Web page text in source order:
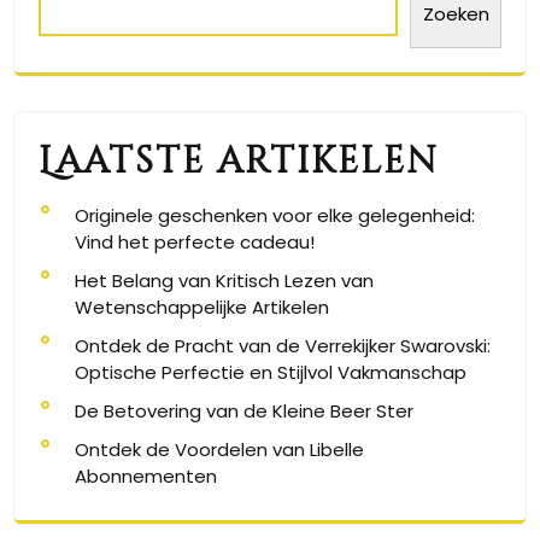
Zoeken
Laatste artikelen
Originele geschenken voor elke gelegenheid:
Vind het perfecte cadeau!
Het Belang van Kritisch Lezen van
Wetenschappelijke Artikelen
Ontdek de Pracht van de Verrekijker Swarovski:
Optische Perfectie en Stijlvol Vakmanschap
De Betovering van de Kleine Beer Ster
Ontdek de Voordelen van Libelle
Abonnementen